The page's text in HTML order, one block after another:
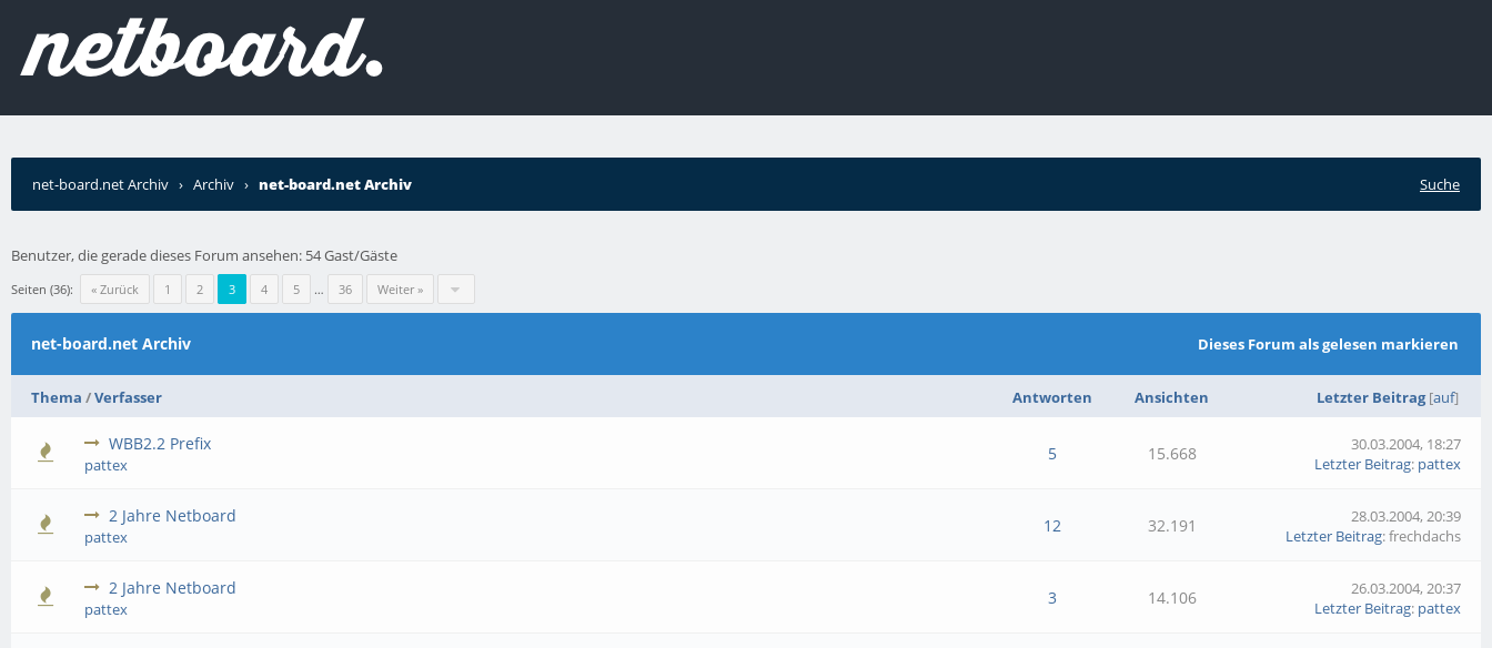
net-board.net Archiv › Archiv › net-board.net Archiv Suche
Benutzer, die gerade dieses Forum ansehen: 54 Gast/Gäste
Seiten (36): « Zurück 1 2 3 4 5 … 36 Weiter »
Dieses Forum als gelesen markieren
net-board.net Archiv
Thema /Verfasser Antworten Ansichten Letzter Beitrag [auf]
WBB2.2 Prefix
pattex
5 15.668
30.03.2004, 18:27
Letzter Beitrag: pattex
2 Jahre Netboard
pattex
12 32.191
28.03.2004, 20:39
Letzter Beitrag: frechdachs
2 Jahre Netboard
pattex
3 14.106
26.03.2004, 20:37
Letzter Beitrag: pattex